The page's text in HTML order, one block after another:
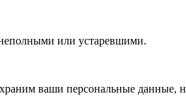
или устаревшими.
ваши персональные данные,